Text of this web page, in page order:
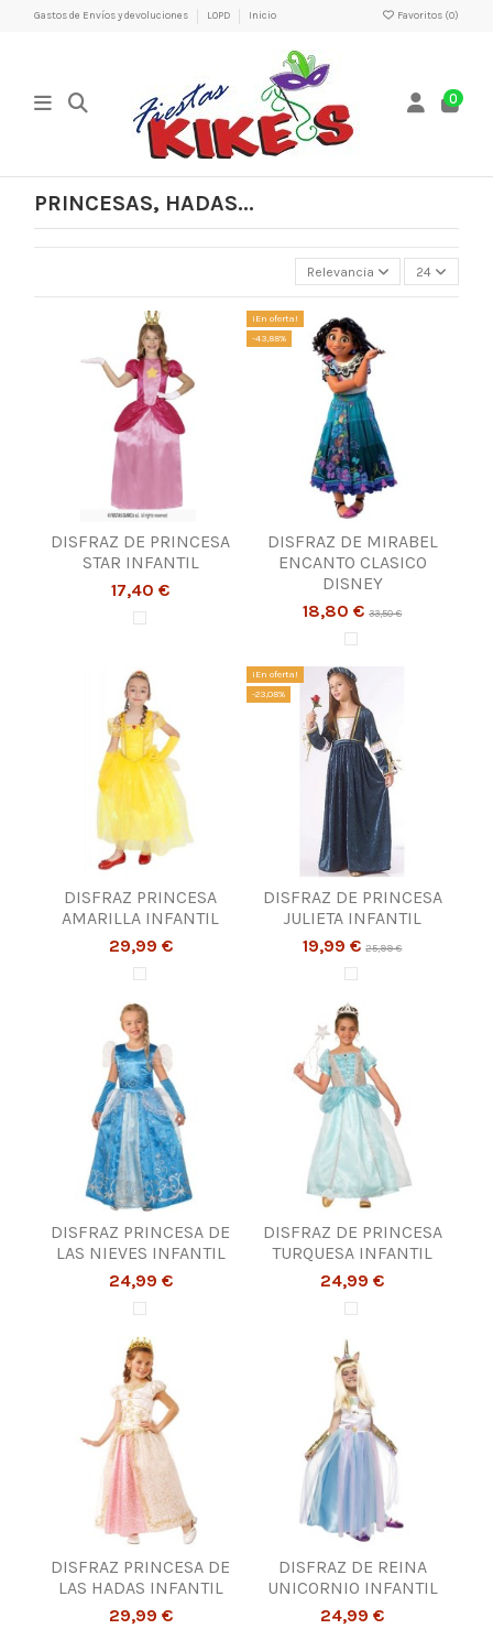
Gastos de Envíos y devoluciones LOPD Inicio Favoritos (0)
0
PRINCESAS, HADAS...
Relevancia 24
DISFRAZ DE PRINCESA
STAR INFANTIL
17,40 €
¡En oferta!
-43,88%
DISFRAZ DE MIRABEL
ENCANTO CLASICO
DISNEY
18,80 €33,50 €
DISFRAZ PRINCESA
AMARILLA INFANTIL
29,99 €
¡En oferta!
-23,08%
DISFRAZ DE PRINCESA
JULIETA INFANTIL
19,99 €25,99 €
DISFRAZ PRINCESA DE
LAS NIEVES INFANTIL
24,99 €
DISFRAZ DE PRINCESA
TURQUESA INFANTIL
24,99 €
DISFRAZ PRINCESA DE
LAS HADAS INFANTIL
29,99 €
DISFRAZ DE REINA
UNICORNIO INFANTIL
24,99 €